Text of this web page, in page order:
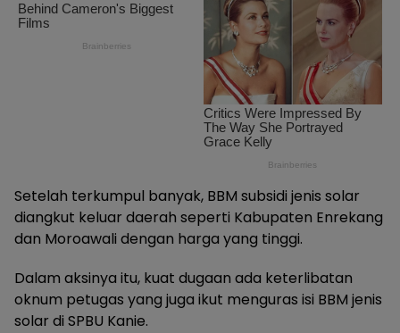
Setelah terkumpul banyak, BBM subsidi jenis solar
diangkut keluar daerah seperti Kabupaten Enrekang
dan Moroawali dengan harga yang tinggi.
Dalam aksinya itu, kuat dugaan ada keterlibatan
oknum petugas yang juga ikut menguras isi BBM jenis
solar di SPBU Kanie.